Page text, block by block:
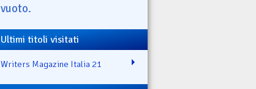
vuoto.
Ultimi titoli visitati
Writers Magazine Italia 21